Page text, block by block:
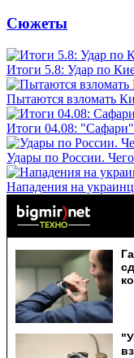
Сюжеты
Итоги 5.8: Удар по
Пытаются взломать
Итоги 04.08:
Удары по России.
Нападения на